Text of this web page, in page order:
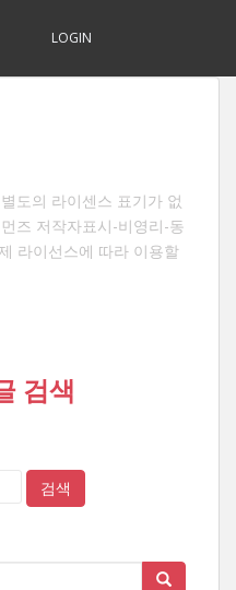
LOGIN
도의 라이센스 표기가 없
즈 저작자표시-비영리-동
라이선스에 따라 이용할
검색